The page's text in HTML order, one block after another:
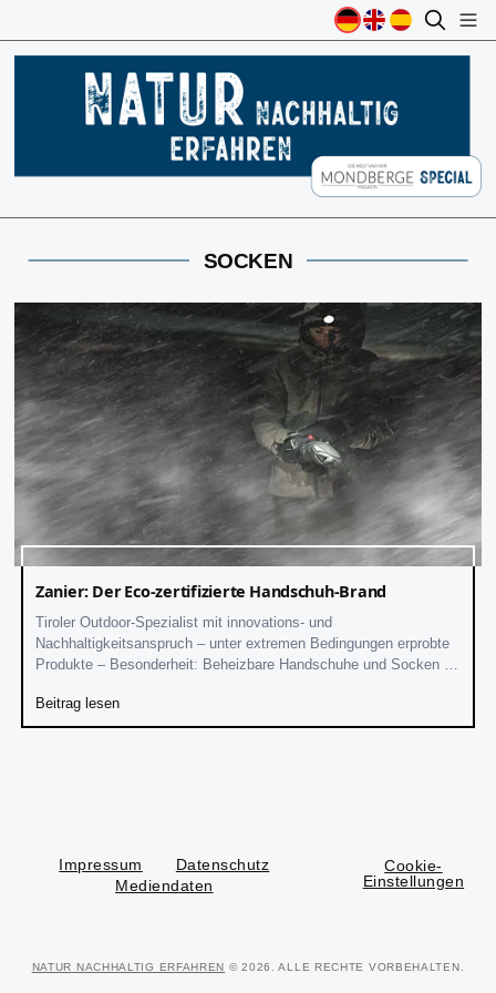
SOCKEN
Zanier: Der Eco-zertifizierte Handschuh-Brand
Tiroler Outdoor-Spezialist mit innovations- und
Nachhaltigkeitsanspruch – unter extremen Bedingungen erprobte
Produkte – Besonderheit: Beheizbare Handschuhe und Socken –
Beitrag lesen
Impressum
Datenschutz
Mediendaten
Cookie-
Einstellungen
NATUR NACHHALTIG ERFAHREN © 2026. ALLE RECHTE VORBEHALTEN.